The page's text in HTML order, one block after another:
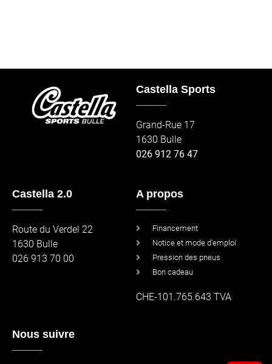
Castella Sports
Grand-Rue 17
1630 Bulle
026 912 76 47
Castella 2.0
Route du Verdel 22
1630 Bulle
026 913 70 00
A propos
Financement
Notice et mode d'emploi
Pression des pneus
Bon cadeau
CHE-101.765.643 TVA
Nous suivre